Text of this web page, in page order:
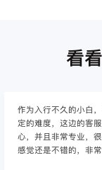
看
作为入行不久的小白
定的难度，这边的客
心，并且非常专业，
感觉还是不错的，非